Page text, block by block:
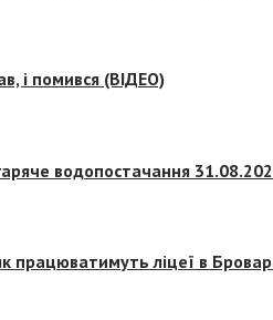
і помився (ВІДЕО)
водопостачання
працюватимуть ліцеї в